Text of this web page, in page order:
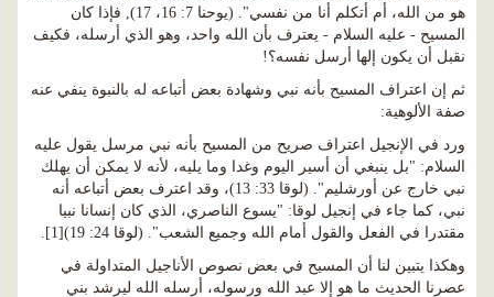
هو من الله، أم أتكلم أنا من نفسي". (يوحنا 7: 16، 17), فإذا كان
المسيح - عليه السلام - يعترف بأن الله واحد، وهو الذي أرسله، فكيف
نقبل أن يكون إلها أرسل نفسه؟!
ثم إن اعتراف المسيح بأنه نبي وشهادة بعض أتباعه له بالنبوة ينفي عنه
صفة الألوهية:
ورد في الإنجيل اعتراف صريح من المسيح بأنه نبي مرسل يقول عليه
السلام: "بل ينبغي أن أسير اليوم وغدا وما يليه، لأنه لا يمكن أن يهلك
نبي خارج عن أورشليم". (لوقا 33: 13)، وقد اعترف بعض أتباعه أنه
نبي، كما جاء في إنجيل لوقا: "يسوع الناصري، الذي كان إنسانا نبيا
مقتدرا في الفعل والقول أمام الله وجميع الشعب". (لوقا 24: 19)[1].
وهكذا يتبين لنا أن المسيح في بعض نصوص الأناجيل المتداولة في
عصرنا الحديث ما هو إلا عبد الله ورسوله، أرسله الله ليرشد بني